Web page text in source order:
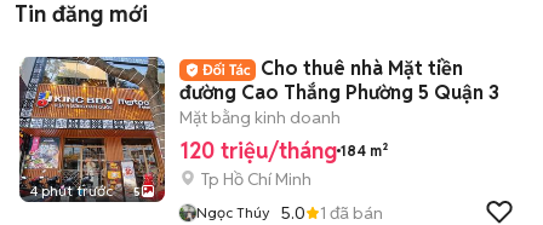
Tin đăng mới
4 phút trước 5
Cho thuê nhà Mặt tiền
đường Cao Thắng Phường 5 Quận 3
Mặt bằng kinh doanh
120 triệu/tháng 184 m²
Tp Hồ Chí Minh
Ngọc Thúy 5.0 1 đã bán